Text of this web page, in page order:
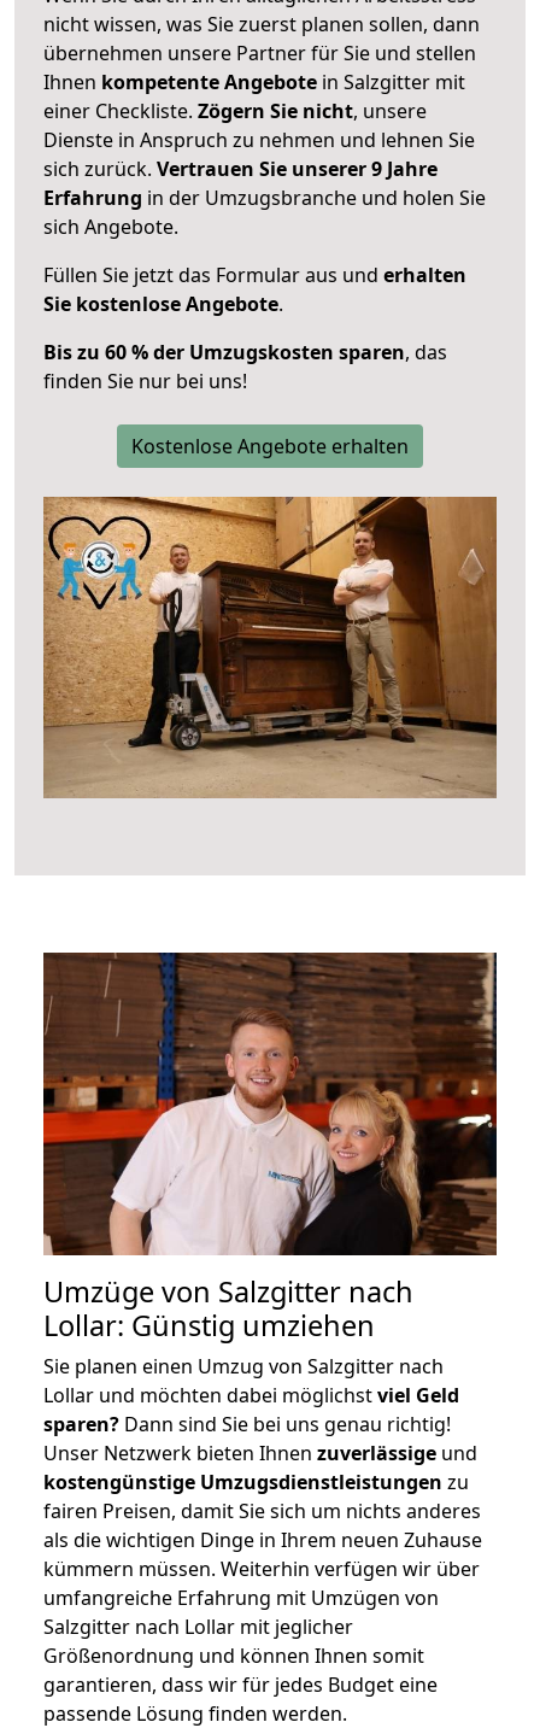
nicht wissen, was Sie zuerst planen sollen, dann
übernehmen unsere Partner für Sie und stellen
Ihnen kompetente Angebote in Salzgitter mit
einer Checkliste. Zögern Sie nicht, unsere
Dienste in Anspruch zu nehmen und lehnen Sie
sich zurück. Vertrauen Sie unserer 9 Jahre
Erfahrung in der Umzugsbranche und holen Sie
sich Angebote.
Füllen Sie jetzt das Formular aus und erhalten
Sie kostenlose Angebote.
Bis zu 60 % der Umzugskosten sparen, das
finden Sie nur bei uns!
Kostenlose Angebote erhalten
Umzüge von Salzgitter nach
Lollar: Günstig umziehen
Sie planen einen Umzug von Salzgitter nach
Lollar und möchten dabei möglichstviel Geld
sparen? Dann sind Sie bei uns genau richtig!
Unser Netzwerk bieten Ihnen zuverlässige und
kostengünstige Umzugsdienstleistungen zu
fairen Preisen, damit Sie sich um nichts anderes
als die wichtigen Dinge in Ihrem neuen Zuhause
kümmern müssen. Weiterhin verfügen wir über
umfangreiche Erfahrung mit Umzügen von
Salzgitter nach Lollar mit jeglicher
Größenordnung und können Ihnen somit
garantieren, dass wir für jedes Budget eine
passende Lösung finden werden.